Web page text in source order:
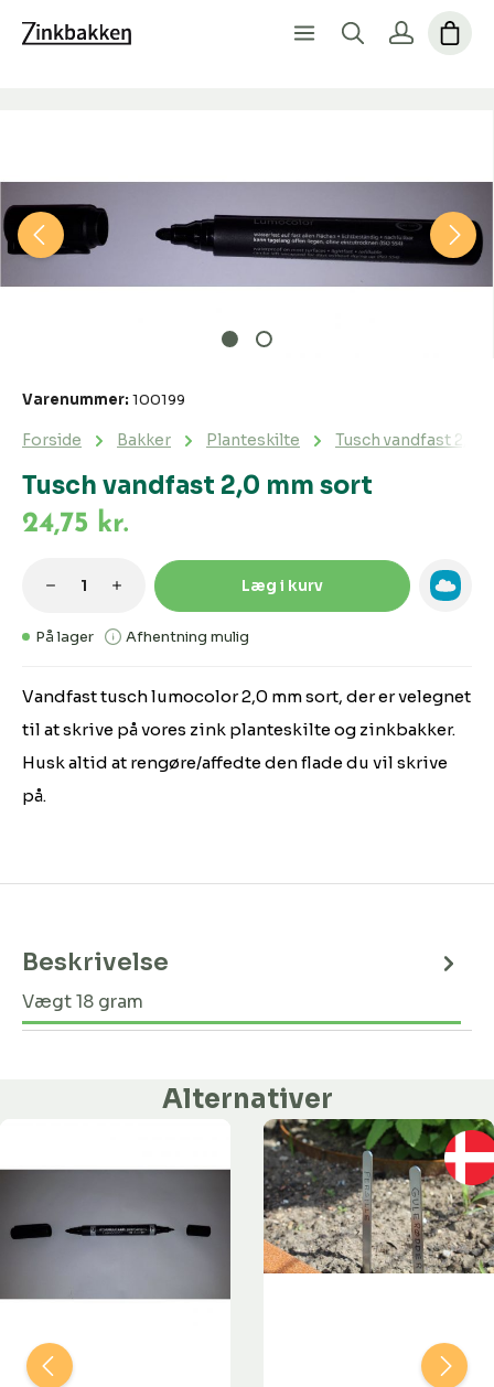
Tusch vandfast 2,0 mm sort
Forside Bakker Planteskilte Tusch vandfast 2,0
Varenummer: 100199
Vandfast tusch lumocolor 2,0 mm sort, der er velegnet
til at skrive på vores zink planteskilte og zinkbakker.
Husk altid at rengøre/affedte den flade du vil skrive
på.
24,75 kr.
På lager Afhentning mulig
Produktmængde: Indtast den
Læg i kurv
Beskrivelse
Vægt 18 gram
Alternativer